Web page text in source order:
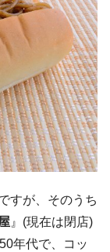
すが、そのうち
』(現在は閉店)
年代で、コッ